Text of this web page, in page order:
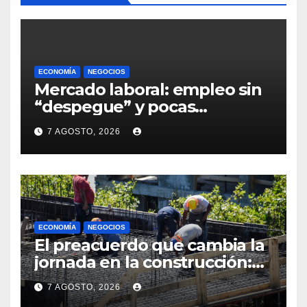
ECONOMÍA NEGOCIOS
Mercado laboral: empleo sin
“despegue” y pocas
expectativas empresariales
sobre aumento de personal
7 AGOSTO, 2026
ECONOMÍA NEGOCIOS
El preacuerdo que cambia la
jornada en la construcción:
menos horas, subas reales y
convenio hasta 2031
7 AGOSTO, 2026